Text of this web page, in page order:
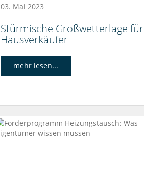
03. Mai 2023
Stürmische Großwetterlage für
Hausverkäufer
mehr lesen...